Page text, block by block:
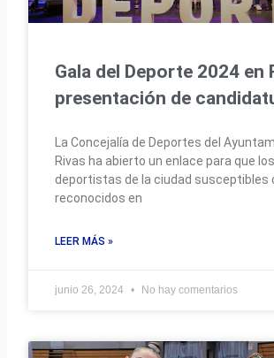
Gala del Deporte 2024 en
presentación de
La Concejalía de Deportes del
Rivas ha abierto un enlace para que
deportistas de la ciudad susceptibles
reconocidos en
LEER MÁS »
junio 26, 2024 No hay comentarios